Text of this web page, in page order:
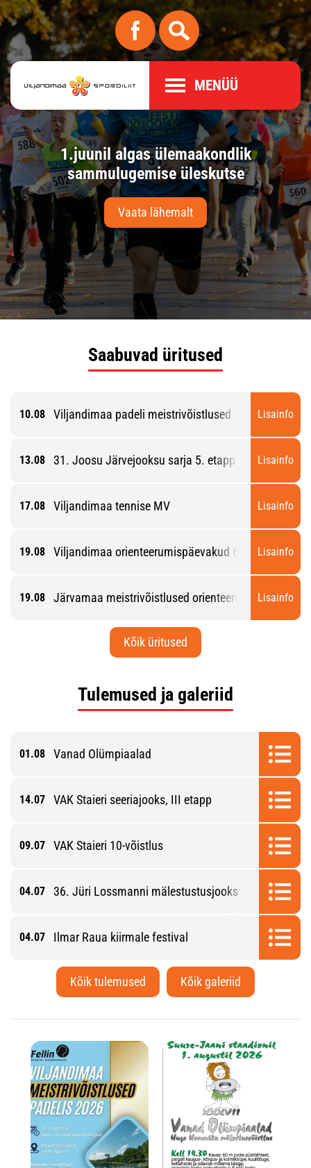
MENÜÜ
1.juunil algas ülemaakondlik
sammulugemise üleskutse
Vaata lähemalt
Saabuvad üritused
10.08 Viljandimaa padeli meistrivõistlused Lisainfo
13.08 31. Joosu Järvejooksu sarja 5. etapp Lisainfo
17.08 Viljandimaa tennise MV Lisainfo
19.08 Viljandimaa orienteerumispäevakud 6. etappLisainfo
19.08 Järvamaa meistrivõistlused orienteerumise lühirajal
Lisainfo
Kõik üritused
Tulemused ja galeriid
01.08 Vanad Olümpiaalad
14.07 VAK Staieri seeriajooks, III etapp
09.07 VAK Staieri 10-võistlus
04.07 36. Jüri Lossmanni mälestustusjooks
04.07 Ilmar Raua kiirmale festival
Kõik tulemused Kõik galeriid